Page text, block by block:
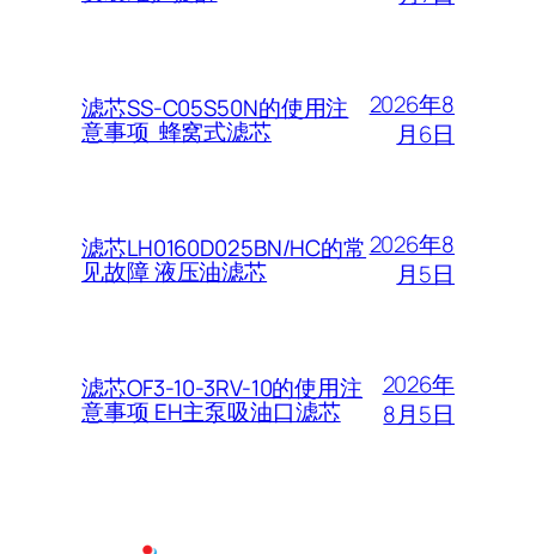
滤芯SS-C05S50N的使用注
意事项 蜂窝式滤芯
2026年8
月6日
滤芯LH0160D025BN/HC的常
见故障 液压油滤芯
2026年8
月5日
滤芯OF3-10-3RV-10的使用注
意事项 EH主泵吸油口滤芯
2026年
8月5日